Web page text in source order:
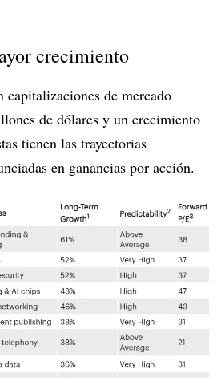
crecimiento
capitalizaciones de mercado
de dólares y un crecimiento
tienen las trayectorias
en ganancias por acción.